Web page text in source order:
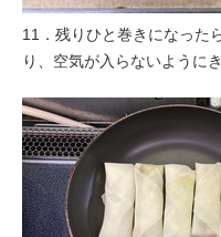
11．残りひと巻きになった
り、空気が入らないように